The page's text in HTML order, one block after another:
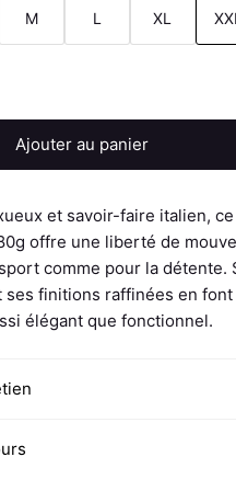
M L XL XXL
Ajouter au panier
et savoir-faire italien,
offre une liberté de
comme pour la détente.
ses finitions raffinées en font
élégant que fonctionnel.